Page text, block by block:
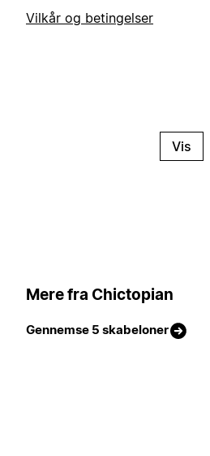
Vilkår og betingelser
Vis
Mere fra Chictopian
Gennemse 5 skabeloner